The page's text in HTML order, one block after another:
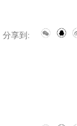
分享到: